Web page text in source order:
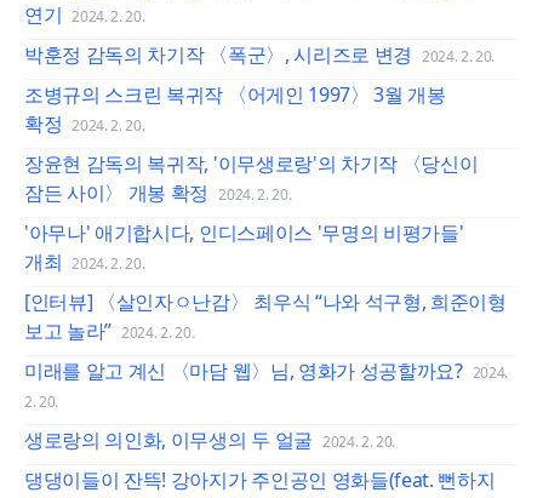
연기 2024. 2. 20.
박훈정 감독의 차기작 〈폭군〉, 시리즈로 변경 2024. 2. 20.
조병규의 스크린 복귀작 〈어게인 1997〉 3월 개봉
확정 2024. 2. 20.
장윤현 감독의 복귀작, '이무생로랑'의 차기작 〈당신이
잠든 사이〉 개봉 확정 2024. 2. 20.
'아무나' 애기합시다, 인디스페이스 '무명의 비평가들'
개최 2024. 2. 20.
[인터뷰] 〈살인자ㅇ난감〉 최우식 “나와 석구형, 희준이형
보고 놀라” 2024. 2. 20.
미래를 알고 계신 〈마담 웹〉님, 영화가 성공할까요? 2024.
2. 20.
생로랑의 의인화, 이무생의 두 얼굴 2024. 2. 20.
댕댕이들이 잔뜩! 강아지가 주인공인 영화들(feat. 뻔하지